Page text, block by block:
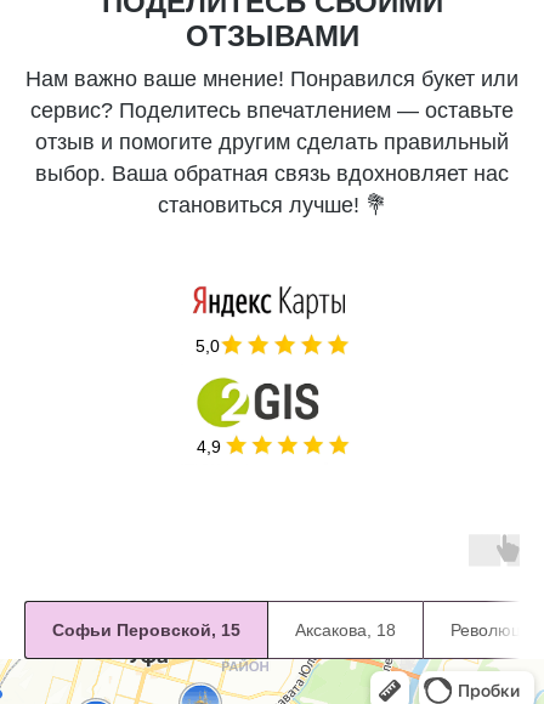
ОТЗЫВАМИ
Нам важно ваше мнение! Понравился букет или
сервис? Поделитесь впечатлением — оставьте
отзыв и помогите другим сделать правильный
выбор. Ваша обратная связь вдохновляет нас
становиться лучше! 💐
5,0
4,9
Софьи Перовской, 15 Аксакова, 18